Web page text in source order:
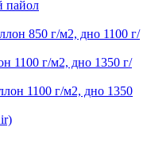
пайол
850 г/м2, дно 1100 г/
1100 г/м2, дно 1350 г/
1100 г/м2, дно 1350